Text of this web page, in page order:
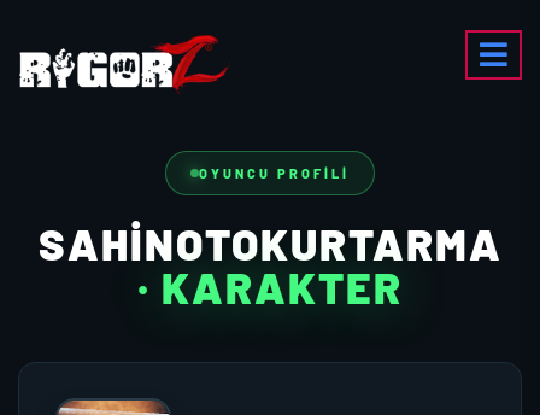
OYUNCU PROFILI
SAHINOTOKURTARMA
· KARAKTER